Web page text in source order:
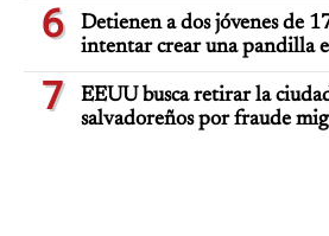
6
Detienen a dos jóvenes de
intentar crear una pandilla
7
EEUU busca retirar la
salvadoreños por fraude